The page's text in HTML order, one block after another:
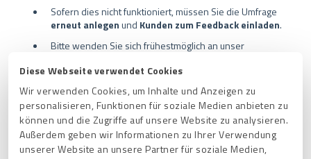
Diese Webseite verwendet Cookies
Wir verwenden Cookies, um Inhalte und Anzeigen zu
personalisieren, Funktionen für soziale Medien anbieten zu
können und die Zugriffe auf unsere Website zu analysieren.
Außerdem geben wir Informationen zu Ihrer Verwendung
unserer Website an unsere Partner für soziale Medien,
Sofern dies nicht funktioniert, müssen Sie die Umfrage
erneut anlegenund Kunden zum Feedback einladen.
Bitte wenden Sie sich frühestmöglich an unser
Ihre Daten wiederherstellen können:
support@provenexpert.com